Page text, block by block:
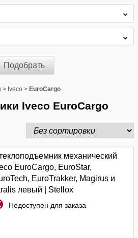
Подобрать
> Iveco > EuroCargo
Iveco EuroCargo
механический
EuroCargo, EuroStar,
EuroTrakker, Magirus и
левый | Stellox
Недоступен для заказа